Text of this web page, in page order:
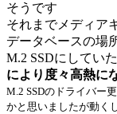
そうです
それまでメディア
データベースの場
M.2 SSDにしてい
により度々高熱に
M.2 SSDのドライバー
かと思いましたが動く